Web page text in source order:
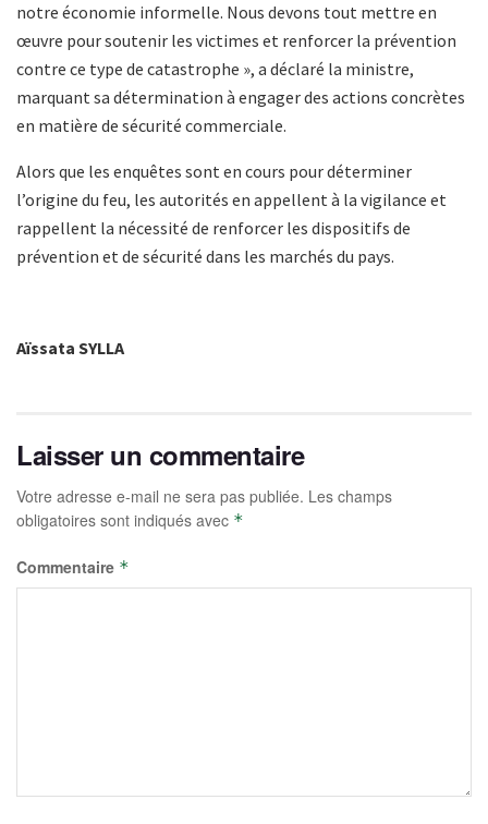
notre économie informelle. Nous devons tout mettre en
œuvre pour soutenir les victimes et renforcer la prévention
contre ce type de catastrophe », a déclaré la ministre,
marquant sa détermination à engager des actions concrètes
en matière de sécurité commerciale.
Alors que les enquêtes sont en cours pour déterminer
l’origine du feu, les autorités en appellent à la vigilance et
rappellent la nécessité de renforcer les dispositifs de
prévention et de sécurité dans les marchés du pays.
Aïssata SYLLA
Laisser un commentaire
Votre adresse e-mail ne sera pas publiée. Les champs
obligatoires sont indiqués avec *
Commentaire *